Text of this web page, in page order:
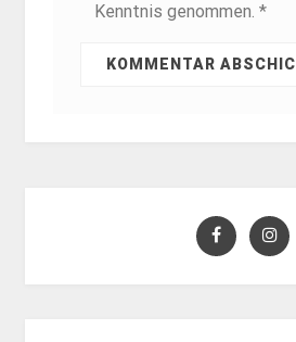
Kenntnis genommen. *